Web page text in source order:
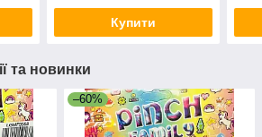
Купити
та новинки
–60%